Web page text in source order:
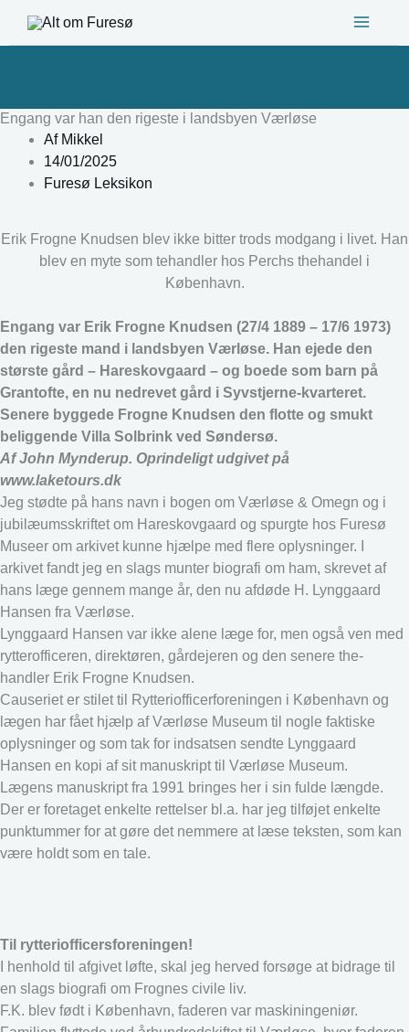
Engang var han den rigeste i landsbyen Værløse
AfMikkel
14/01/2025
Furesø Leksikon
Erik Frogne Knudsen blev ikke bitter trods modgang i livet. Han
blev en myte som tehandler hos Perchs thehandel i
København.
Engang var Erik Frogne Knudsen (27/4 1889 – 17/6 1973)
den rigeste mand i landsbyen Værløse. Han ejede den
største gård – Hareskovgaard – og boede som barn på
Grantofte, en nu nedrevet gård i Syvstjerne-kvarteret.
Senere byggede Frogne Knudsen den flotte og smukt
beliggende Villa Solbrink ved Søndersø.
Af John Mynderup. Oprindeligt udgivet på
www.laketours.dk
Jeg stødte på hans navn i bogen om Værløse & Omegn og i
jubilæumsskriftet om Hareskovgaard og spurgte hos Furesø
Museer om arkivet kunne hjælpe med flere oplysninger. I
arkivet fandt jeg en slags munter biografi om ham, skrevet af
hans læge gennem mange år, den nu afdøde H. Lynggaard
Hansen fra Værløse.
Lynggaard Hansen var ikke alene læge for, men også ven med
rytterofficeren, direktøren, gårdejeren og den senere the-
handler Erik Frogne Knudsen.
Causeriet er stilet til Rytteriofficerforeningen i København og
lægen har fået hjælp af Værløse Museum til nogle faktiske
oplysninger og som tak for indsatsen sendte Lynggaard
Hansen en kopi af sit manuskript til Værløse Museum.
Lægens manuskript fra 1991 bringes her i sin fulde længde.
Der er foretaget enkelte rettelser bl.a. har jeg tilføjet enkelte
punktummer for at gøre det nemmere at læse teksten, som kan
være holdt som en tale.
Til rytteriofficersforeningen!
I henhold til afgivet løfte, skal jeg herved forsøge at bidrage til
en slags biografi om Frognes civile liv.
F.K. blev født i København, faderen var maskiningeniør.